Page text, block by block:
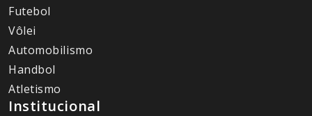
Futebol
Vôlei
Automobilismo
Handbol
Atletismo
Institucional